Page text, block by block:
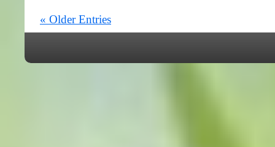
« Older Entries